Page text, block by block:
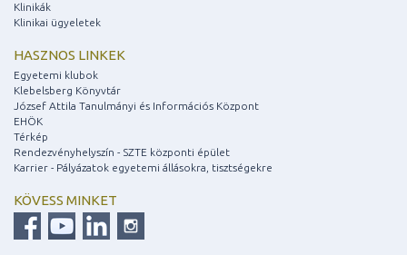
Klinikák
Klinikai ügyeletek
HASZNOS LINKEK
Egyetemi klubok
Klebelsberg Könyvtár
József Attila Tanulmányi és Információs Központ
EHÖK
Térkép
Rendezvényhelyszín - SZTE központi épület
Karrier - Pályázatok egyetemi állásokra, tisztségekre
KÖVESS MINKET